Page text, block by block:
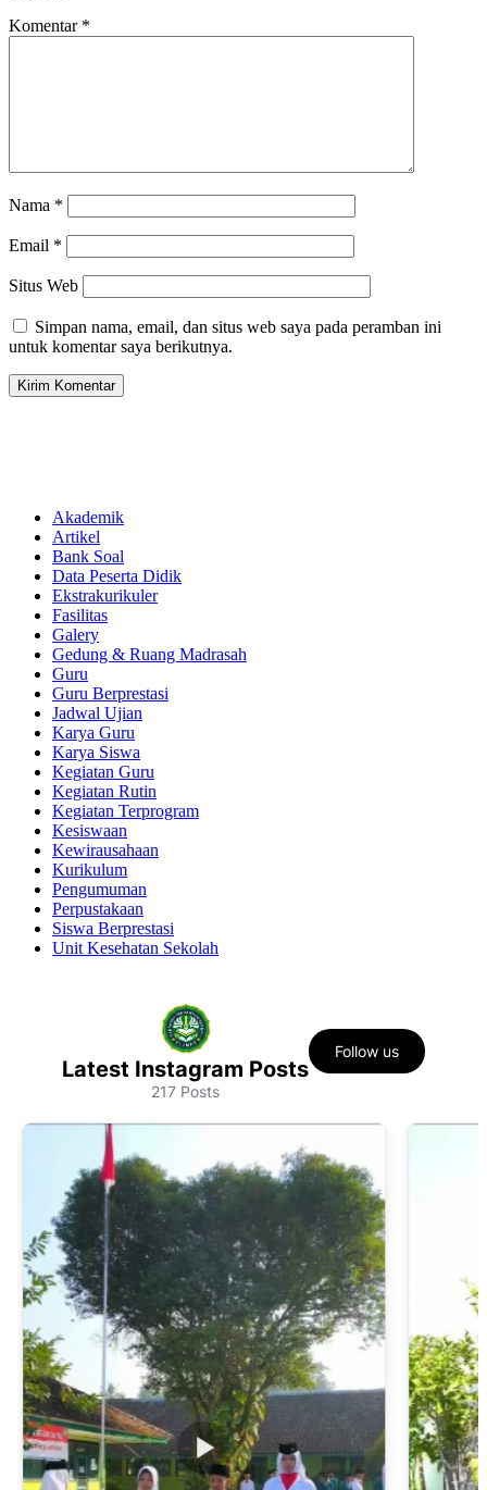
Komentar *
Nama *
Email *
Situs Web
Simpan nama, email, dan situs web saya pada peramban ini
untuk komentar saya berikutnya.
Akademik
Artikel
Bank Soal
Data Peserta Didik
Ekstrakurikuler
Fasilitas
Galery
Gedung & Ruang Madrasah
Guru
Guru Berprestasi
Jadwal Ujian
Karya Guru
Karya Siswa
Kegiatan Guru
Kegiatan Rutin
Kegiatan Terprogram
Kesiswaan
Kewirausahaan
Kurikulum
Pengumuman
Perpustakaan
Siswa Berprestasi
Unit Kesehatan Sekolah